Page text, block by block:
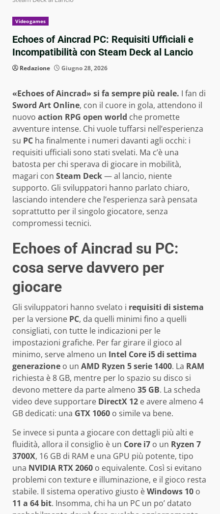
Videogames
Echoes of Aincrad PC: Requisiti Ufficiali e
Incompatibilità con Steam Deck al Lancio
Redazione Giugno 28, 2026
«Echoes of Aincrad» si fa sempre più reale. I fan di
Sword Art Online, con il cuore in gola, attendono il
nuovo action RPG open world che promette
avventure intense. Chi vuole tuffarsi nell’esperienza
su PC ha finalmente i numeri davanti agli occhi: i
requisiti ufficiali sono stati svelati. Ma c’è una
batosta per chi sperava di giocare in mobilità,
magari con Steam Deck— al lancio, niente
supporto. Gli sviluppatori hanno parlato chiaro,
lasciando intendere che l’esperienza sarà pensata
soprattutto per il singolo giocatore, senza
compromessi tecnici.
Echoes of Aincrad su PC:
cosa serve davvero per
giocare
Gli sviluppatori hanno svelato i requisiti di sistema
per la versione PC, da quelli minimi fino a quelli
consigliati, con tutte le indicazioni per le
impostazioni grafiche. Per far girare il gioco al
minimo, serve almeno un Intel Core i5 di settima
generazione o un AMD Ryzen 5 serie 1400. La RAM
richiesta è 8 GB, mentre per lo spazio su disco si
devono mettere da parte almeno 35 GB. La scheda
video deve supportare DirectX 12 e avere almeno 4
GB dedicati: una GTX 1060 o simile va bene.
Se invece si punta a giocare con dettagli più alti e
fluidità, allora il consiglio è un Core i7 o un Ryzen 7
3700X, 16 GB di RAM e una GPU più potente, tipo
una NVIDIA RTX 2060 o equivalente. Così si evitano
problemi con texture e illuminazione, e il gioco resta
stabile. Il sistema operativo giusto èWindows 10 o
11 a 64 bit. Insomma, chi ha un PC un po’ datato